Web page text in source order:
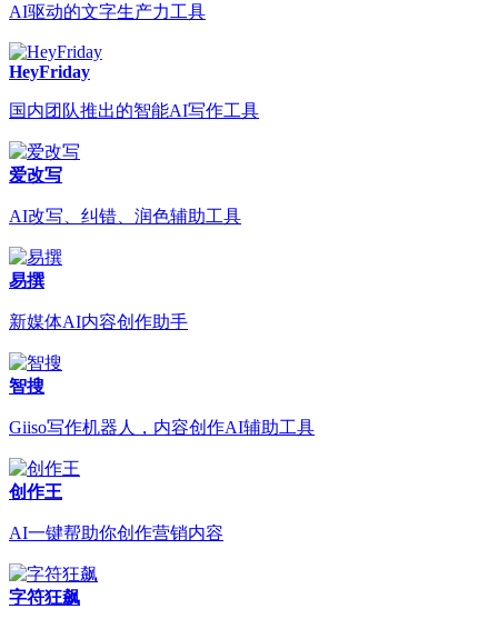
AI驱动的文字生产力工具
HeyFriday
国内团队推出的智能AI写作工具
爱改写
AI改写、纠错、润色辅助工具
易撰
新媒体AI内容创作助手
智搜
Giiso写作机器人，内容创作AI辅助工具
创作王
AI一键帮助你创作营销内容
字符狂飙